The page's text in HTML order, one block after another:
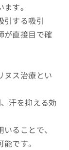
す。
引する吸引
が直接目で確
ヌス治療とい
汗を抑える効
ることで、
です。